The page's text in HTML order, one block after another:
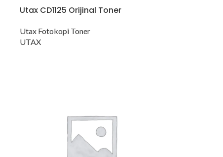
Utax CD1125 Orijinal Toner
Utax Fotokopi Toner
UTAX